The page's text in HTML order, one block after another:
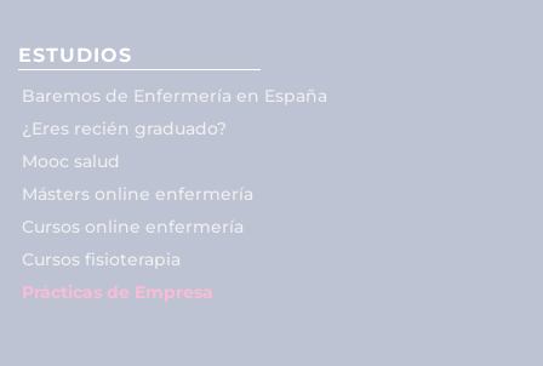
ESTUDIOS
Baremos de Enfermería en España
¿Eres recién graduado?
Mooc salud
Másters online enfermería
Cursos online enfermería
Cursos fisioterapia
Prácticas de Empresa